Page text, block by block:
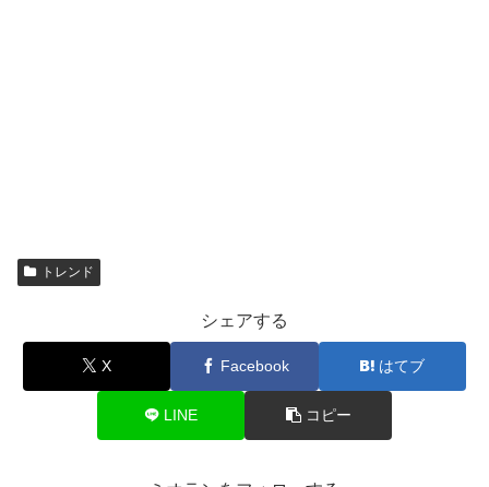
トレンド
シェアする
X Facebook はてブ
LINE コピー